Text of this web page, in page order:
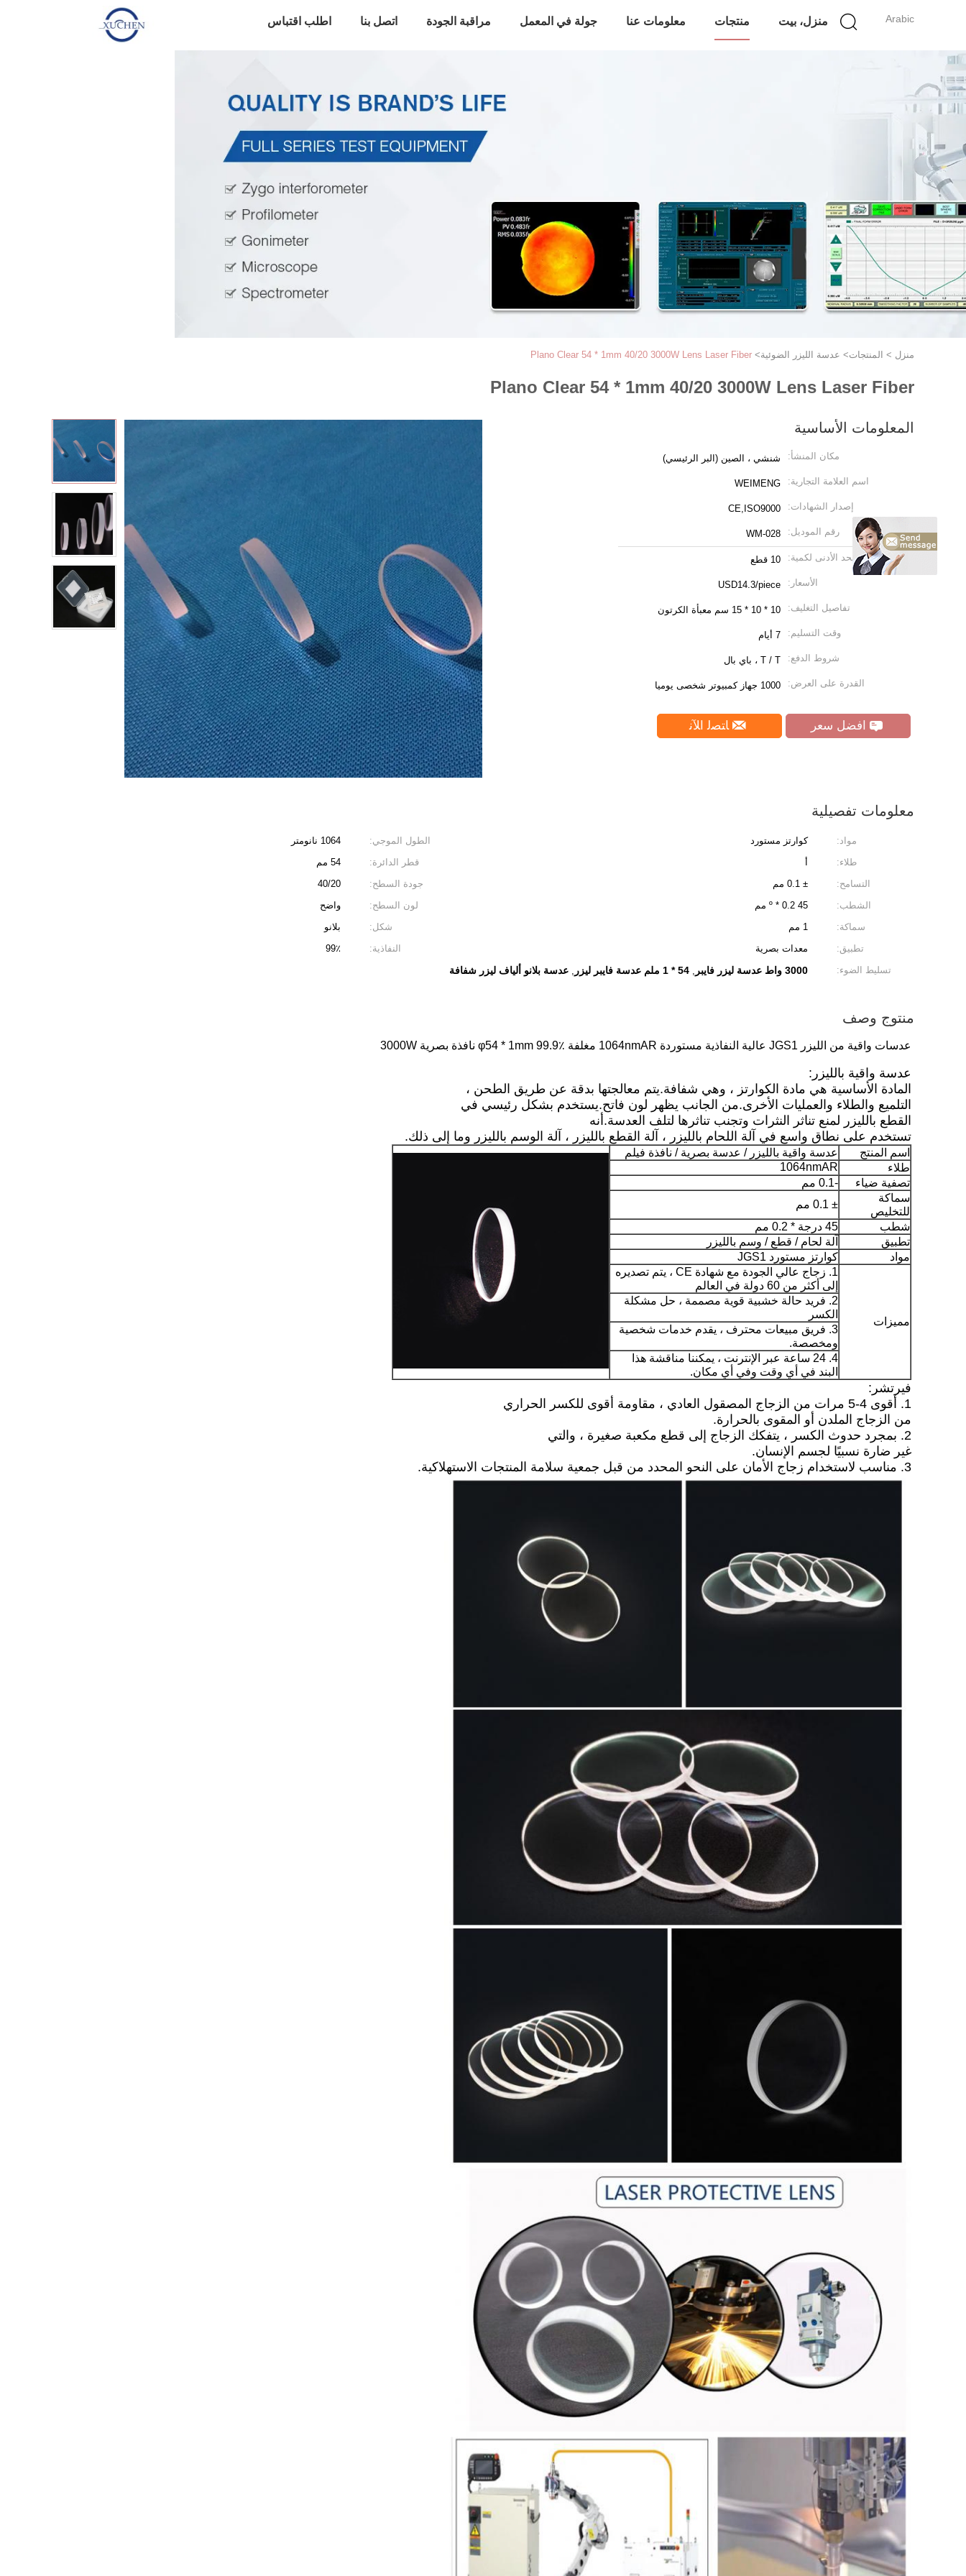
Arabic منزل، بيت منتجات معلومات عنا جولة في المعمل مراقبة الجودة اتصل بنا اطلب اقتباس
منزل > المنتجات> عدسة الليزر الضوئية>
Plano Clear 54 * 1mm 40/20 3000W Lens Laser Fiber
Plano Clear 54 * 1mm 40/20 3000W Lens Laser Fiber
المعلومات الأساسية
مكان المنشأ: شنشي ، الصين (البر الرئيسي)
اسم العلامة التجارية: WEIMENG
إصدار الشهادات: CE,ISO9000
رقم الموديل: WM-028
الحد الأدنى لكمية: 10 قطع
الأسعار: USD14.3/piece
تفاصيل التغليف: 10 * 10 * 15 سم معبأة الكرتون
وقت التسليم: 7 أيام
شروط الدفع: T / T ، باي بال
القدرة على العرض: 1000 جهاز كمبيوتر شخصى يوميا
افضل سعر ﺎﺘﺼﻟ ﺍﻶﻧ
معلومات تفصيلية
مواد: كوارتز مستورد الطول الموجي:
1064 نانومتر
طلاء:
أ قطر الدائرة:
54 مم
التسامح:
± 0.1 مم جودة السطح:
40/20
الشطب:
45 º * 0.2 مم لون السطح:
واضح
سماكة:
1 مم شكل:
بلانو
تطبيق:
معدات بصرية النفاذية:
99٪
تسليط الضوء:
3000 واط عدسة ليزر فايبر , 54 * 1 ملم عدسة فايبر ليزر , عدسة بلانو ألياف ليزر شفافة
منتوج وصف
عدسات واقية من الليزر JGS1 عالية النفاذية مستوردة 1064nmAR مغلفة φ54 * 1mm 99.9٪ نافذة بصرية 3000W
عدسة واقية بالليزر:
المادة الأساسية هي مادة الكوارتز ، وهي شفافة.يتم معالجتها بدقة عن طريق الطحن ،
التلميع والطلاء والعمليات الأخرى.من الجانب يظهر لون فاتح.يستخدم بشكل رئيسي في
القطع بالليزر لمنع تناثر النثرات وتجنب تناثرها لتلف العدسة.أنه
تستخدم على نطاق واسع في آلة اللحام بالليزر ، آلة القطع بالليزر ، آلة الوسم بالليزر وما إلى ذلك.
اسم المنتج
عدسة واقية بالليزر / عدسة بصرية / نافذة فيلم
طلاء
1064nmAR
تصفية ضياء
-0.1 مم
سماكة
للتخليص
± 0.1 مم
شطب
45 درجة * 0.2 مم
تطبيق
آلة لحام / قطع / وسم بالليزر
مواد
كوارتز مستورد JGS1
مميزات
1. زجاج عالي الجودة مع شهادة CE ، يتم تصديره
إلى أكثر من 60 دولة في العالم
2. فريد حالة خشبية قوية مصممة ، حل مشكلة
الكسر
3. فريق مبيعات محترف ، يقدم خدمات شخصية
ومخصصة.
4. 24 ساعة عبر الإنترنت ، يمكننا مناقشة هذا
البند في أي وقت وفي أي مكان.
فيرتشر:
1. أقوى 4-5 مرات من الزجاج المصقول العادي ، مقاومة أقوى للكسر الحراري
من الزجاج الملدن أو المقوى بالحرارة.
2. بمجرد حدوث الكسر ، يتفكك الزجاج إلى قطع مكعبة صغيرة ، والتي
غير ضارة نسبيًا لجسم الإنسان.
3. مناسب لاستخدام زجاج الأمان على النحو المحدد من قبل جمعية سلامة المنتجات الاستهلاكية.